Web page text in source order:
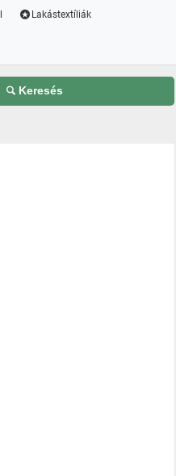
Lakástextíliák
Keresés